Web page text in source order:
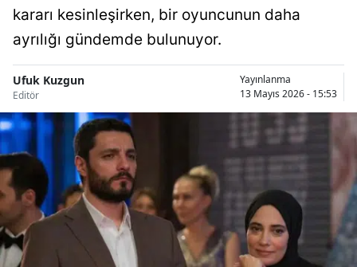
Balıkesir
Bitlis
Bolu
Burdur
Bursa
Çanakkale
kararı kesinleşirken, bir oyuncunun daha
ayrılığı gündemde bulunuyor.
Ufuk Kuzgun
Editör
Yayınlanma
13 Mayıs 2026 - 15:53